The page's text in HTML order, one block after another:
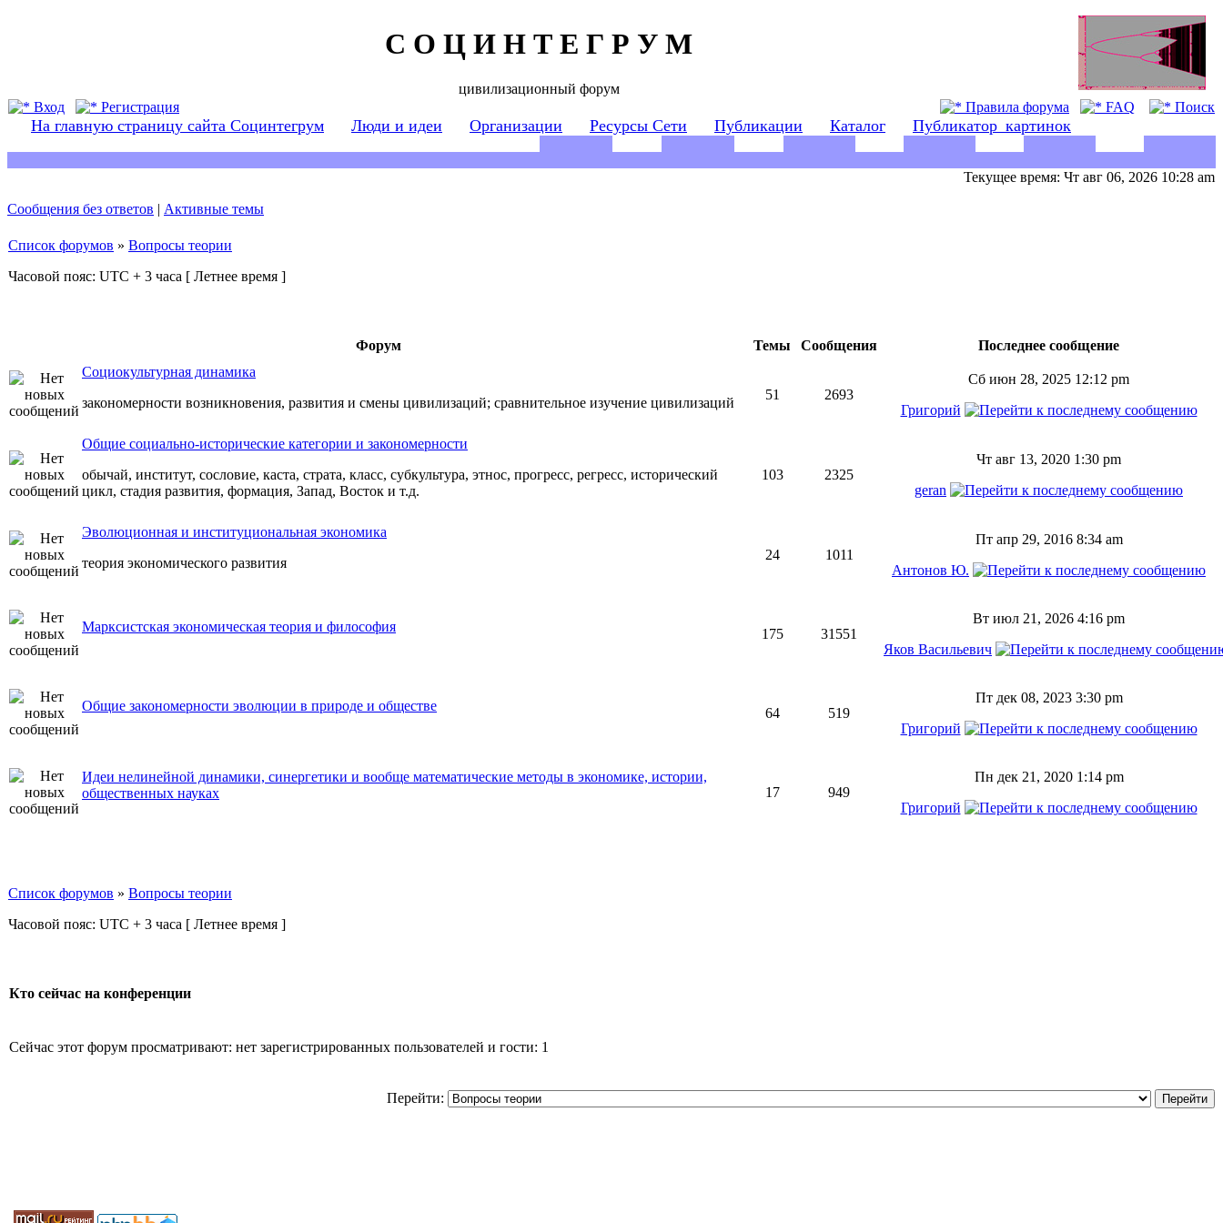
С О Ц И Н Т Е Г Р У М
цивилизационный форум
Вход
Регистрация Правила форума FAQ Поиск
На главную страницу сайта Социнтегрум Люди и идеи Организации Ресурсы Сети Публикации Каталог Публикатор_картинок
Текущее время: Чт авг 06, 2026 10:28 am
Сообщения без ответов | Активные темы
Список форумов » Вопросы теории
Часовой пояс: UTC + 3 часа [ Летнее время ]
Форум Темы Сообщения
Последнее сообщение
Социокультурная динамика
закономерности возникновения, развития и смены цивилизаций; сравнительное изучение цивилизаций
51 2693
Сб июн 28, 2025 12:12 pm
Григорий
Общие социально-исторические категории и закономерности
обычай, институт, сословие, каста, страта, класс, субкультура, этнос, прогресс, регресс, исторический
цикл, стадия развития, формация, Запад, Восток и т.д.
103 2325
Чт авг 13, 2020 1:30 pm
geran
Эволюционная и институциональная экономика
теория экономического развития
24 1011
Пт апр 29, 2016 8:34 am
Антонов Ю.
Марксистская экономическая теория и философия 175 31551
Вт июл 21, 2026 4:16 pm
Яков Васильевич
Общие закономерности эволюции в природе и обществе 64 519
Пт дек 08, 2023 3:30 pm
Григорий
Идеи нелинейной динамики, синергетики и вообще математические методы в экономике, истории,
общественных науках
17 949
Пн дек 21, 2020 1:14 pm
Григорий
Список форумов » Вопросы теории
Часовой пояс: UTC + 3 часа [ Летнее время ]
Кто сейчас на конференции
Сейчас этот форум просматривают: нет зарегистрированных пользователей и гости: 1
Перейти: